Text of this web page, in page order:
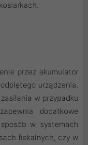
przez akumulator
urządzenia.
w przypadku
dodatkowe
w systemach
fiskalnych, czy w